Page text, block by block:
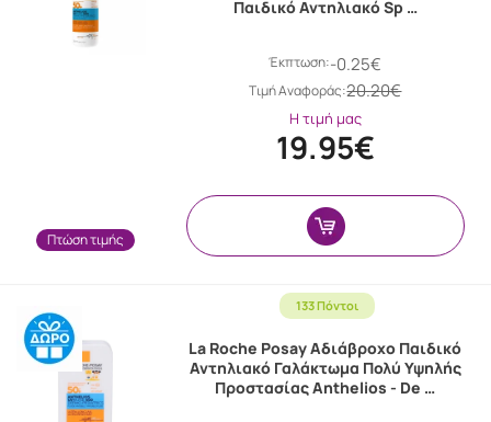
Πτώση τιμής
Παιδικό Αντηλιακό Sp …
Έκπτωση:-0.25€
Tιμή Αναφοράς:20.20€
Η τιμή μας
19.95€
133 Πόντοι
La Roche Posay Αδιάβροχο Παιδικό
Αντηλιακό Γαλάκτωμα Πολύ Υψηλής
Προστασίας Anthelios - De …